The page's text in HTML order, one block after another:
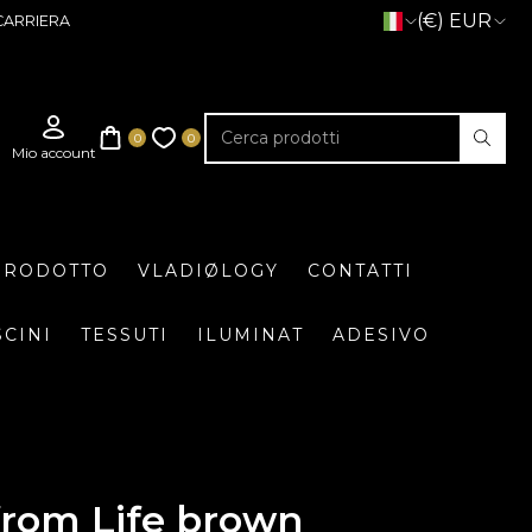
(€) EUR
VLADIØLOGY CONTATTI
TESSUTI ILUMINAT ADESIVO
Life brown